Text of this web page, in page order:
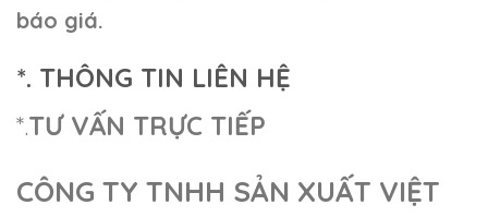
báo giá.
*. THÔNG TIN LIÊN HỆ
*.TƯ VẤN TRỰC TIẾP
CÔNG TY TNHH SẢN XUẤT VIỆT